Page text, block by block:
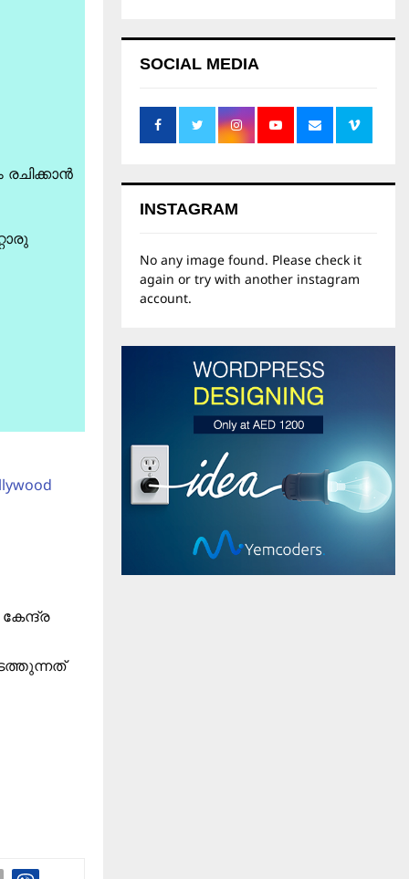
SOCIAL MEDIA
INSTAGRAM
No any image found. Please check it
again or try with another instagram
account.